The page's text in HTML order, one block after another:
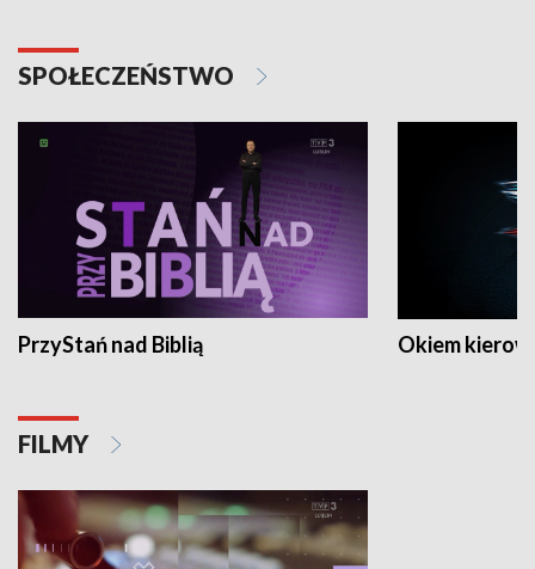
SPOŁECZEŃSTWO
PrzyStań nad Biblią Okiem
FILMY